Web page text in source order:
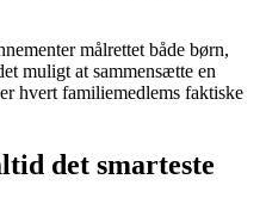
målrettet både børn,
muligt at sammensætte en
hvert familiemedlems faktiske
det smarteste